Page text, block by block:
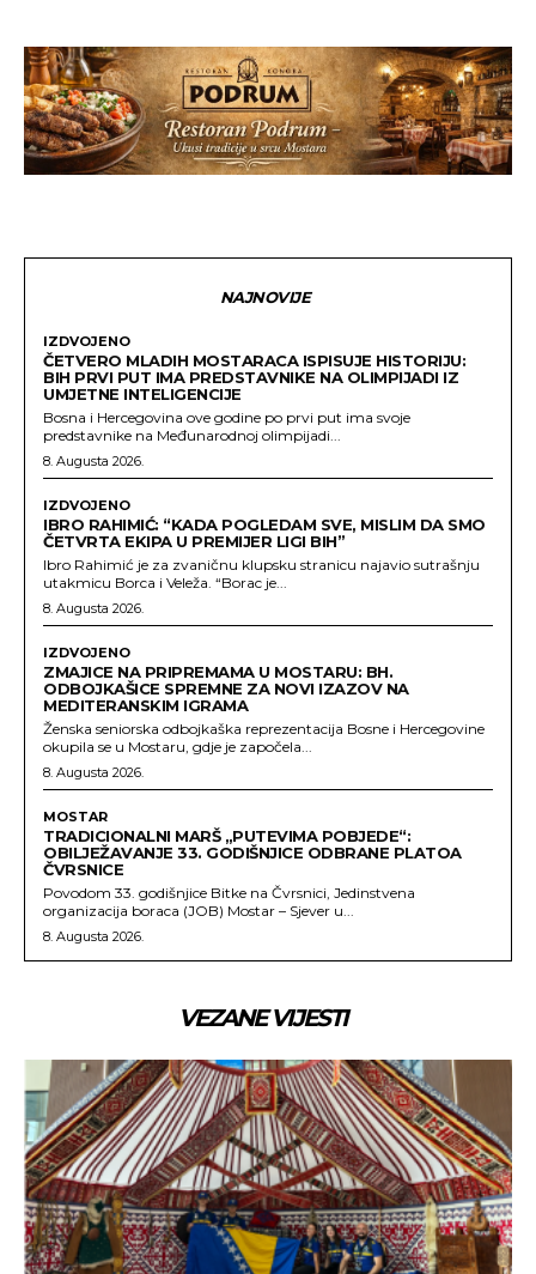
NAJNOVIJE
IZDVOJENO
ČETVERO MLADIH MOSTARACA ISPISUJE HISTORIJU:
BIH PRVI PUT IMA PREDSTAVNIKE NA OLIMPIJADI IZ
UMJETNE INTELIGENCIJE
Bosna i Hercegovina ove godine po prvi put ima svoje
predstavnike na Međunarodnoj olimpijadi...
8. Augusta 2026.
IZDVOJENO
IBRO RAHIMIĆ: “KADA POGLEDAM SVE, MISLIM DA SMO
ČETVRTA EKIPA U PREMIJER LIGI BIH”
Ibro Rahimić je za zvaničnu klupsku stranicu najavio sutrašnju
utakmicu Borca i Veleža. “Borac je...
8. Augusta 2026.
IZDVOJENO
ZMAJICE NA PRIPREMAMA U MOSTARU: BH.
ODBOJKAŠICE SPREMNE ZA NOVI IZAZOV NA
MEDITERANSKIM IGRAMA
Ženska seniorska odbojkaška reprezentacija Bosne i Hercegovine
okupila se u Mostaru, gdje je započela...
8. Augusta 2026.
MOSTAR
TRADICIONALNI MARŠ „PUTEVIMA POBJEDE“:
OBILJEŽAVANJE 33. GODIŠNJICE ODBRANE PLATOA
ČVRSNICE
Povodom 33. godišnjice Bitke na Čvrsnici, Jedinstvena
organizacija boraca (JOB) Mostar – Sjever u...
8. Augusta 2026.
VEZANE VIJESTI